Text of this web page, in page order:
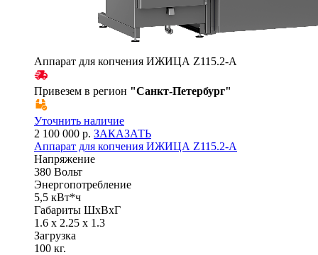
Аппарат для копчения ИЖИЦА Z115.2-A
Привезем в регион "Санкт-Петербург"
Уточнить наличие
2 100 000 р. ЗАКАЗАТЬ
Аппарат для копчения ИЖИЦА Z115.2-A
Напряжение
380 Вольт
Энергопотребление
5,5 кВт*ч
Габариты ШхВхГ
1.6 x 2.25 x 1.3
Загрузка
100 кг.